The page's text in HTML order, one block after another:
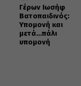
Γέρων Ιωσήφ
Βατοπαιδινός:
Υπομονή και
μετά…πάλι
υπομονή